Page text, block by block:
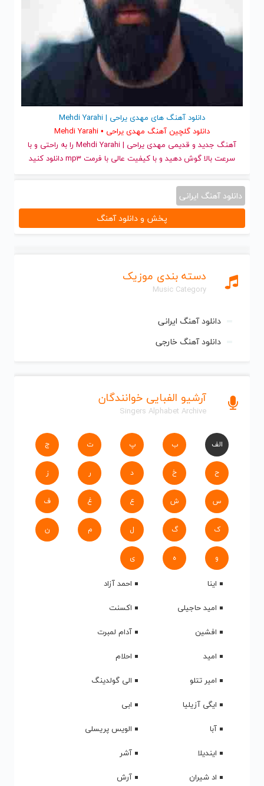
دسته بندی موزیک
Music Category
دانلود آهنگ ایرانی
دانلود آهنگ خارجی
آرشیو الفبایی خوانندگان
Singers Alphabet Archive
الف ب پ ت ج
ح خ د ر ز
س ش ع غ ف
ک گ ل م ن
و ه ی
اینا
احمد آزاد
امید حاجیلی
اکسنت
افشین
آدام لمبرت
امید
احلام
امیر تتلو
الی گولدینگ
ایگی آزیلیا
ابی
آبا
الویس پریسلی
ایندیلا
آشر
اد شیران
آرش
دانلود آهنگ های مهدی یراحی | Mehdi Yarahi
دانلود گلچین آهنگ مهدی یراحی • Mehdi Yarahi
آهنگ جدید
و قدیمی مهدی یراحی | Mehdi Yarahi را به راحتی و با
سرعت بالا گوش دهید و با کیفیت عالی با فرمت mp3 دانلود کنید
دانلود آهنگ ایرانی
پخش و دانلود آهنگ